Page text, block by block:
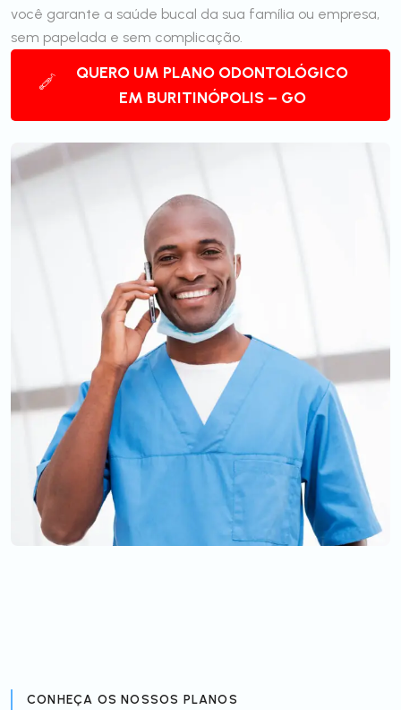
você garante a saúde bucal da sua família ou empresa,
sem papelada e sem complicação.
QUERO UM PLANO ODONTOLÓGICO
EM BURITINÓPOLIS – GO
CONHEÇA OS NOSSOS PLANOS